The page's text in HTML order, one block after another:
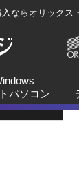
ならオリックス
パソコン